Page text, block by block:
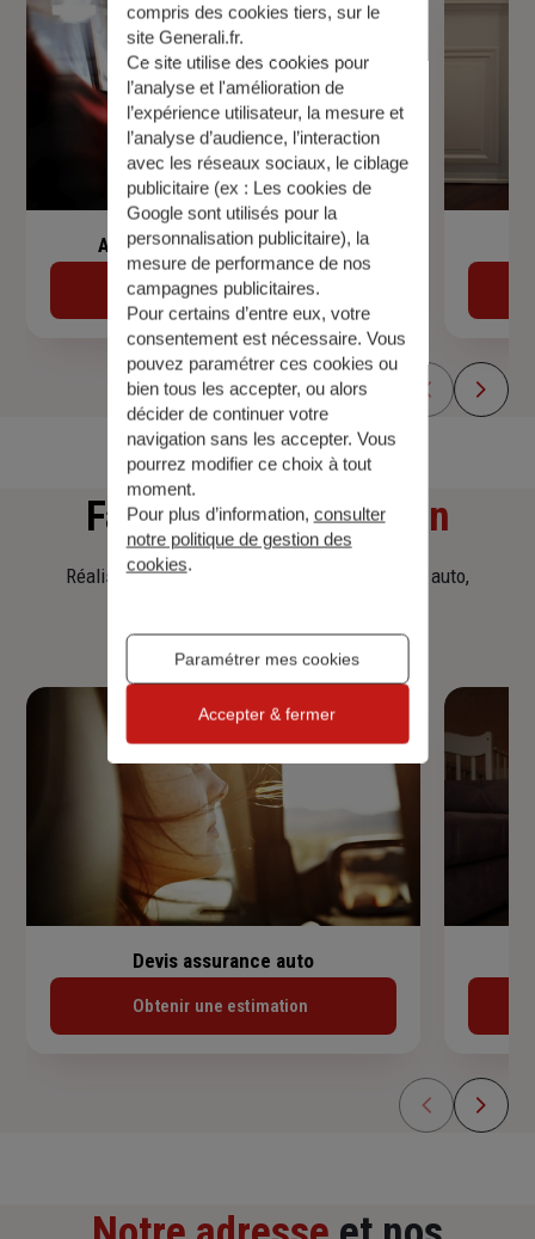
Assurance de prêt immobilier
Découvrir
Faitesune simulation
Réalisez une simulation tarifaire d'assurance, auto,
Devis assurance auto
Obtenir une estimation
compris des cookies tiers, sur le
site Generali.fr.
Ce site utilise des cookies pour
l’analyse et l'amélioration de
l’expérience utilisateur, la mesure et
l’analyse d’audience, l’interaction
avec les réseaux sociaux, le ciblage
publicitaire (ex : Les cookies de
Google sont utilisés pour la
personnalisation publicitaire), la
mesure de performance de nos
campagnes publicitaires.
Pour certains d’entre eux, votre
consentement est nécessaire. Vous
pouvez paramétrer ces cookies ou
bien tous les accepter, ou alors
décider de continuer votre
navigation sans les accepter. Vous
pourrez modifier ce choix à tout
moment.
Pour plus d’information, consulter
notre politique de gestion des
cookies.
Paramétrer mes cookies
Accepter & fermer